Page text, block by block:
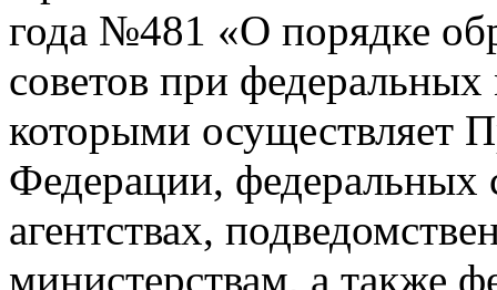
года №481 «О порядке
советов при федеральных
которыми осуществляет
Федерации, федеральных
агентствах,
министерствам, а также